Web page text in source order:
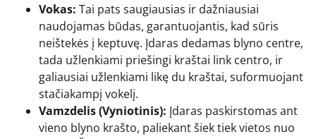
Vokas: Tai pats saugiausias ir dažniausiai
naudojamas būdas, garantuojantis, kad sūris
neištekės į keptuvę. Įdaras dedamas blyno centre,
tada užlenkiami priešingi kraštai link centro, ir
galiausiai užlenkiami likę du kraštai, suformuojant
stačiakampį vokelį.
Vamzdelis (Vyniotinis): Įdaras paskirstomas ant
vieno blyno krašto, paliekant šiek tiek vietos nuo